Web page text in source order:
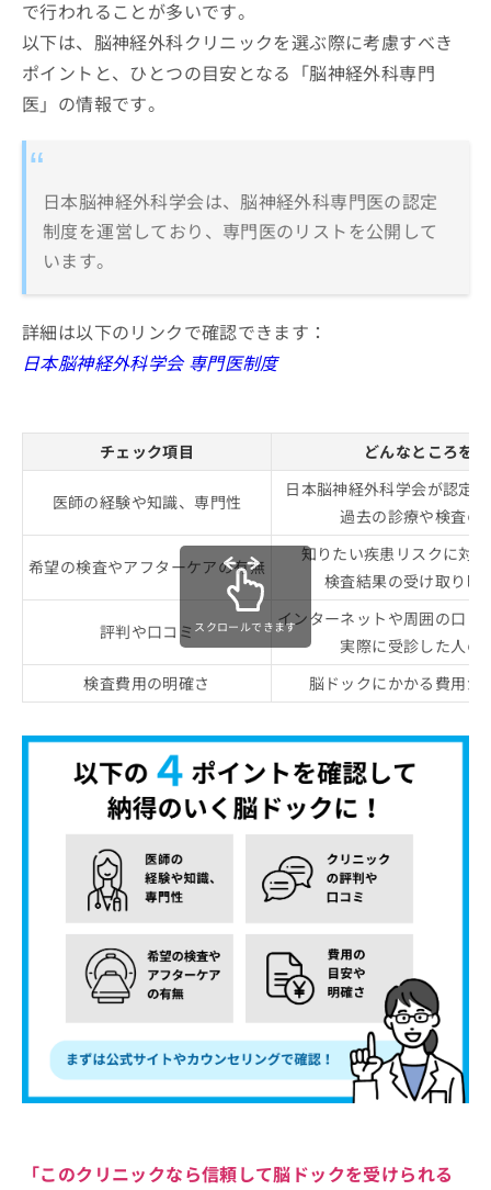
で行われることが多いです。
以下は、脳神経外科クリニックを選ぶ際に考慮すべき
ポイントと、ひとつの目安となる「脳神経外科専門
医」の情報です。
日本脳神経外科学会は、脳神経外科専門医の認定
制度を運営しており、専門医のリストを公開して
います。
詳細は以下のリンクで確認できます：
日本脳神経外科学会 専門医制度
チェック項目 どんなところを
医師の経験や知識、専門性
日本脳神経外科学会が認定
過去の診療や検査の
希望の検査やアフターケアの有無
知りたい疾患リスクに対
検査結果の受け取り時
評判や口コミ
インターネットや周囲の口
実際に受診した人の
検査費用の明確さ
脳ドックにかかる費用が
スクロールできます
「このクリニックなら信頼して脳ドックを受けられる